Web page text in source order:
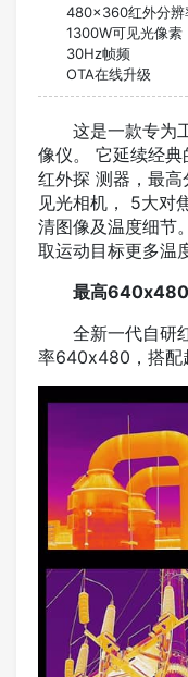
480x360红外分辨
1300W可见光像素
30Hz帧频
OTA在线升级
这是一款专为
像仪。 它延续经典
红外探 测器，最
见光相机， 5大对
清图像及温度细节
取运动目标更多温
最高640x480
全新一代自研
率640x480，搭配